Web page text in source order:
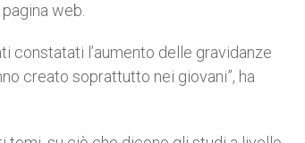
web.
constatati l’aumento delle gravidanze
creato soprattutto nei giovani”, ha